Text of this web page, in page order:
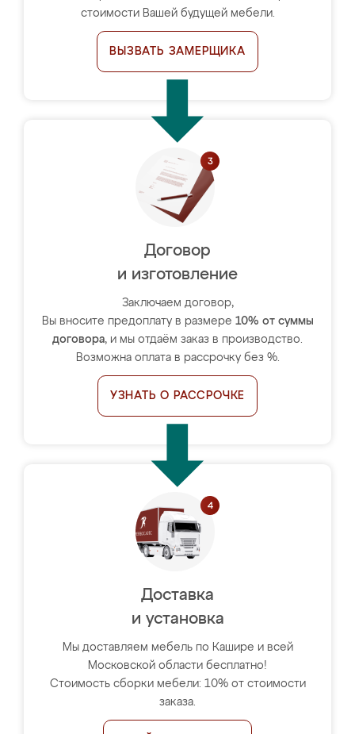
стоимости Вашей будущей мебели.
ВЫЗВАТЬ ЗАМЕРЩИКА
Договор
и изготовление
Заключаем договор,
Вы вносите предоплату в размере 10% от суммы
договора, и мы отдаём заказ в производство.
Возможна оплата в рассрочку без %.
УЗНАТЬ О РАССРОЧКЕ
Доставка
и установка
Мы доставляем мебель по Кашире и всей
Московской области бесплатно!
Стоимость сборки мебели: 10% от стоимости
заказа.